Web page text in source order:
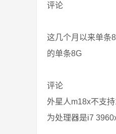
评论
这几个月以来单条
的单条8G
评论
外星人m18x不支
为处理器是i7